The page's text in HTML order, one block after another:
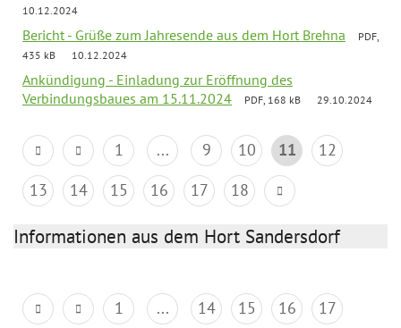
10.12.2024
Bericht - Grüße zum Jahresende aus dem Hort Brehna
PDF,
435 kB
10.12.2024
Ankündigung - Einladung zur Eröffnung des
Verbindungsbaues am 15.11.2024
PDF, 168 kB 29.10.2024
1 ... 9 10 11
12
13
14 15 16 17 18
Informationen aus dem Hort Sandersdorf
1 ... 14 15 16
17